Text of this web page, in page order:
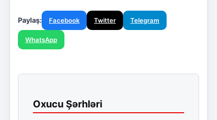
Paylaş: Facebook Twitter Telegram
WhatsApp
Oxucu Şərhləri